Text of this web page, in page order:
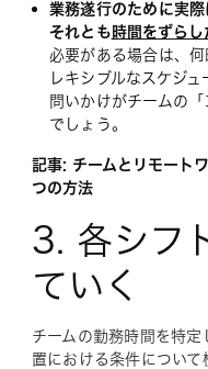
業務遂行のために実
それとも 時間をずら
必要がある場合は、
レキシブルなスケジ
問いかけがチームの
でしょう。
記事: チームとリモート
つの方法
3. 各シフ
ていく
チームの勤務時間を特
置における条件について